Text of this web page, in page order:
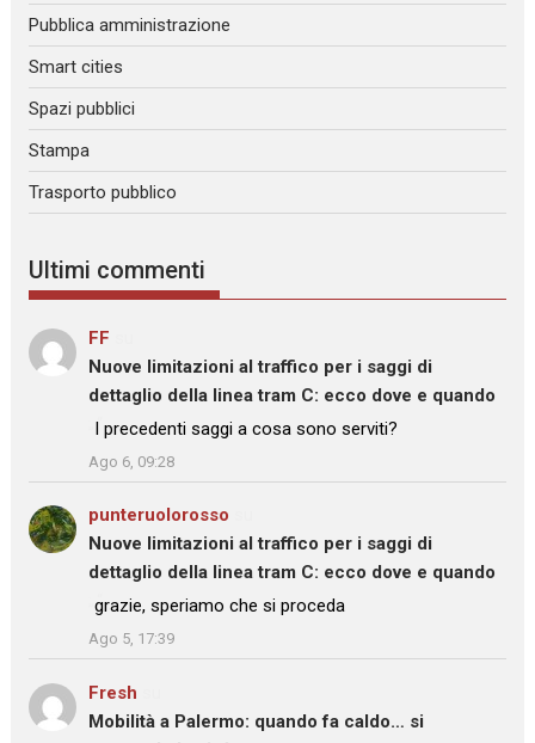
Pubblica amministrazione
Smart cities
Spazi pubblici
Stampa
Trasporto pubblico
Ultimi commenti
FF
Nuove limitazioni al traffico per i saggi di
dettaglio della linea tram C: ecco dove e quando
: “I precedenti saggi a cosa sono serviti?
Ago 6, 09:28
punteruolorosso
Nuove limitazioni al traffico per i saggi di
dettaglio della linea tram C: ecco dove e quando
: “
grazie, speriamo che si proceda
”
Ago 5, 17:39
Fresh
Mobilità a Palermo: quando fa caldo… si